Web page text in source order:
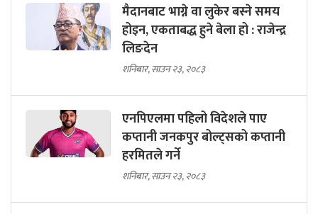
मैदानबाट भाग्ने वा लुकेर बस्ने समय
होइन, एकताबद्ध हुने बेला हो : राजेन्द्र
लिङदेन
शनिबार, साउन २३, २०८३
एनपिएलमा पहिलो विदेशले पाए
कप्तानी जनकपुर बोल्ट्सको कप्तानी
हरमितले गर्ने
शनिबार, साउन २३, २०८३